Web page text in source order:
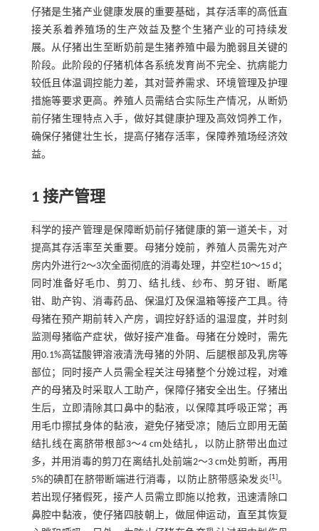
仔猪是生猪产业健康发展的重要基础，其存活率的高低直
接关系着养殖场的生产效益及整个生猪产业的可持续发
展。从仔猪出生至断奶前是生猪养殖中最为脆弱且关键的
阶段。此阶段的仔猪机体各系统发育尚不完全、抗病能力
较低且体温调控能力差，其对营养需求、环境管理及护理
措施等要求更高。养殖人员需结合实际生产情况，从断奶
前仔猪生理特点入手，做好其健康护理及高效饲养工作，
确保仔猪健壮生长，提高仔猪存活率，保障养殖场经济效
益。
1 接产管理
科学的接产管理是保障断奶前仔猪健康的第一道关卡，对
提高其存活率至关重要。母猪分娩前，养殖人员需先对产
房内外进行2～3次全面彻底的消毒处理，并空栏10～15 d；
同时准备好毛巾、剪刀、结扎线、纱布、剪牙钳、断尾
钳、助产钩、消毒药品、保温灯及保温箱等接产工具。待
母猪在预产期前转入产房，调控好舒适的温湿度，并时刻
监测母猪临产症状，做好接产准备。母猪在分娩时，需先
用0.1%高锰酸钾溶液清洗母猪的外阴、后腿根部及乳房等
部位；同时接产人员需全程关注母猪整个分娩过程，对难
产的母猪及时采取人工助产，保障仔猪安全出生。仔猪出
生后，立即清除其口鼻中的黏液，以保障其呼吸正常；再
用毛巾擦拭身体的黏液，避免仔猪受凉；随后立即用无菌
结扎线在离脐带根部3～4 cm处结扎，以防止脐带出血过
多，并用消毒的剪刀在离结扎处前端2～3 cm处剪断，再用
5%的碘酊在脐带断端进行消毒，以防止脐带感染发炎[1]。
若出现仔猪假死，接产人员需立即施以抢救，迅速清除口
鼻腔中黏液，使仔猪四肢朝上，做屈伸运动，直至其恢复